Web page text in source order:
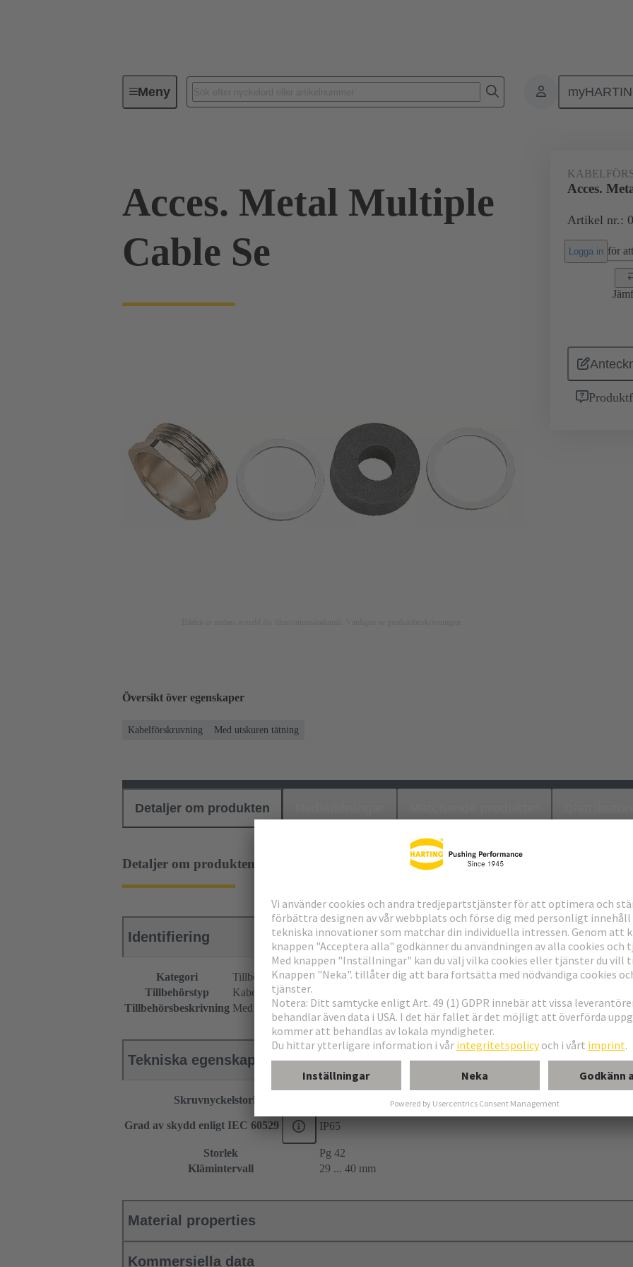
MenyIndustriella kontaktdon / Han® Tillbehör
Acces. Metal Multiple
Cable Se
Acces.
Artikel nr.:
Logga in för
Översikt över egenskaper
Kabelförskruvning Med utskuren tätning
Detaljer om produkten
Detaljer om produkten
Identifiering
Kategori
Tillbehör
Tillbehörstyp
Kabelförskruvning
Tillbehörsbeskrivning Med utskuren tätning
Tekniska egenskaper
Skruvnyckelstorlek
Grad av skydd enligt IEC 60529 IP65
Storlek
Pg 42
Klämintervall
29 ... 40 mm
Material properties
Kommersiella data